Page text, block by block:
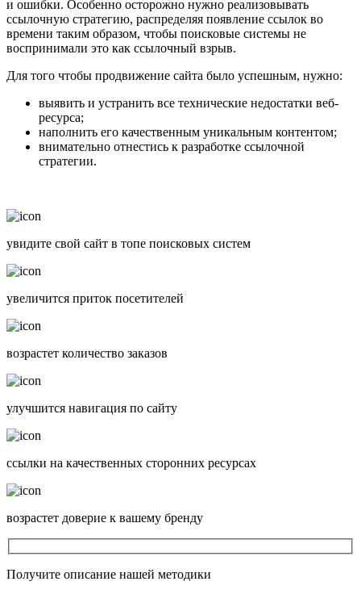
и ошибки. Особенно осторожно нужно реализовывать
ссылочную стратегию, распределяя появление ссылок во
времени таким образом, чтобы поисковые системы не
воспринимали это как ссылочный взрыв.
Для того чтобы продвижение сайта было успешным, нужно:
выявить и устранить все технические недостатки веб-
ресурса;
наполнить его качественным уникальным контентом;
внимательно отнестись к разработке ссылочной
стратегии.
увидите свой сайт в топе поисковых систем
увеличится приток посетителей
возрастет количество заказов
улучшится навигация по сайту
ссылки на качественных сторонних ресурсах
возрастет доверие к вашему бренду
Получите описание нашей методики